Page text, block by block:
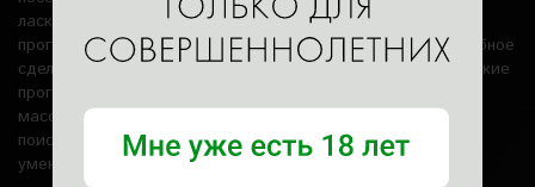
ласки. Девушки сделают все, что предусматривает
программа, а также поможет выбрать дополнение, способное
сделать процесс ярче. Многие нимфы предлагают авторские
программы, ведь гости часто возвращаются к одной
массажистке. Некоторые посетители всегда находятся в
поиске новых лиц, чтобы порадовать себя необычными
умениями и повысить чувствительность.